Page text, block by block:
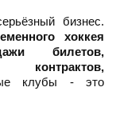
бизнес.
хоккея
билетов,
контрактов,
клубы - это